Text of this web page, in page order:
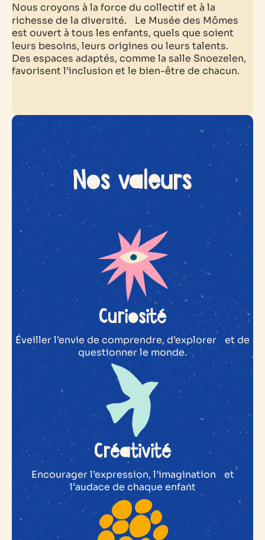
Nous croyons à la force du collectif et à la
richesse de la diversité. Le Musée des Mômes
est ouvert à tous les enfants, quels que soient
leurs besoins, leurs origines ou leurs talents.
Des espaces adaptés, comme la salle Snoezelen,
favorisent l’inclusion et le bien-être de chacun.
Nos valeurs
Curiosité
Éveiller l’envie de comprendre, d’explorer et de
questionner le monde.
Créativité
Encourager l’expression, l’imagination et
l’audace de chaque enfant